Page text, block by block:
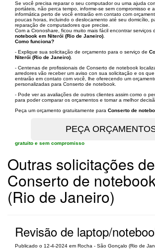
Se você precisa reparar o seu computador ou uma ajuda
portáteis, não perca tempo, informe-se sem compromisso e
informática perto de você entrarão em contato com
poucas horas, incluindo o deslocamento até seu domicílio,
reparação de computadores que precise.
Com a Cronoshare, ficou muito mais fácil encontrar serviços
notebook em Niterói (Rio de Janeiro)
Como funciona?
- Explique sua solicitação de orçamento para o serviço de
Niterói (Rio de Janeiro)
- Centenas de profissionais de Conserto de notebook
arredores vão receber um aviso con sua solicitação e os
entrarão em contato com você, lhe oferecendo um
personalizadas para Conserto de notebook.
- Pode ver as avaliações de outros clientes assim como o
para poder comparar os orçamentos e tomar a melhor
Peça um orçamento gratuitamente para Conserto de
gratuito e sem compromisso
Outras solicitações de
Conserto de
(Rio de Janeiro)
Revisão de laptop/
Publicado o 12-4-2024 em Rocha - São Gonçalo (Rio de